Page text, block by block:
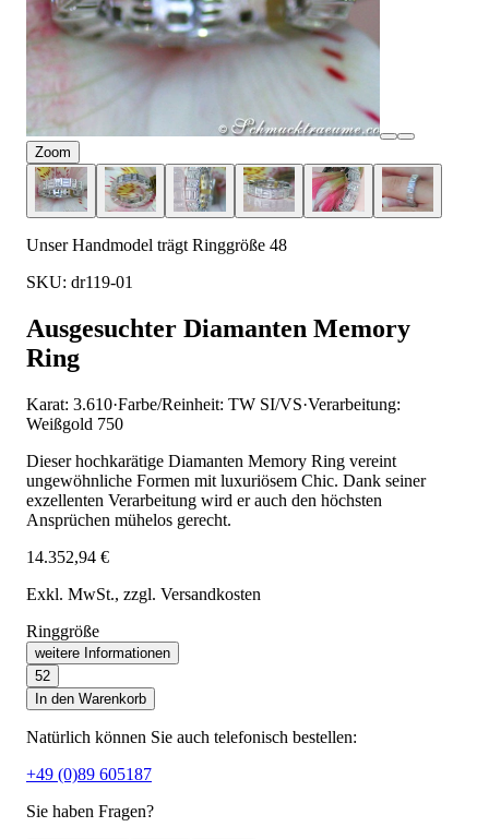
Zoom
Unser Handmodel trägt Ringgröße 48
SKU: dr119-01
Ausgesuchter Diamanten Memory
Ring
Karat: 3.610·Farbe/Reinheit: TW SI/VS·Verarbeitung:
Weißgold 750
Dieser hochkarätige Diamanten Memory Ring vereint
ungewöhnliche Formen mit luxuriösem Chic. Dank seiner
exzellenten Verarbeitung wird er auch den höchsten
Ansprüchen mühelos gerecht.
14.352,94 €
Exkl. MwSt., zzgl. Versandkosten
Ringgröße
weitere Informationen
52
In den Warenkorb
Natürlich können Sie auch telefonisch bestellen:
+49 (0)89 605187
Sie haben Fragen?